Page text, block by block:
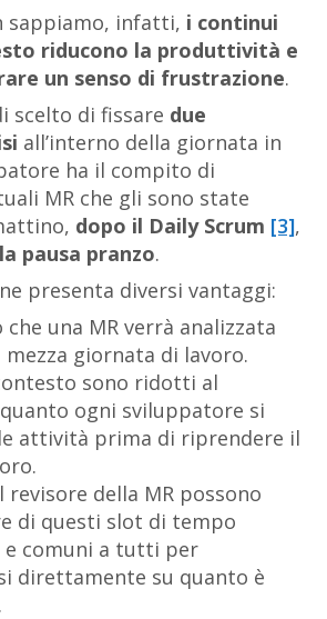
sappiamo, infatti, i continui
riducono la produttività e
un senso di frustrazione.
scelto di fissare due
all’interno della giornata in
ha il compito di
MR che gli sono state
dopo il Daily Scrum [3],
pausa pranzo.
presenta diversi vantaggi:
che una MR verrà analizzata
giornata di lavoro.
sono ridotti al
ogni sviluppatore si
attività prima di riprendere il
revisore della MR possono
di questi slot di tempo
comuni a tutti per
direttamente su quanto è